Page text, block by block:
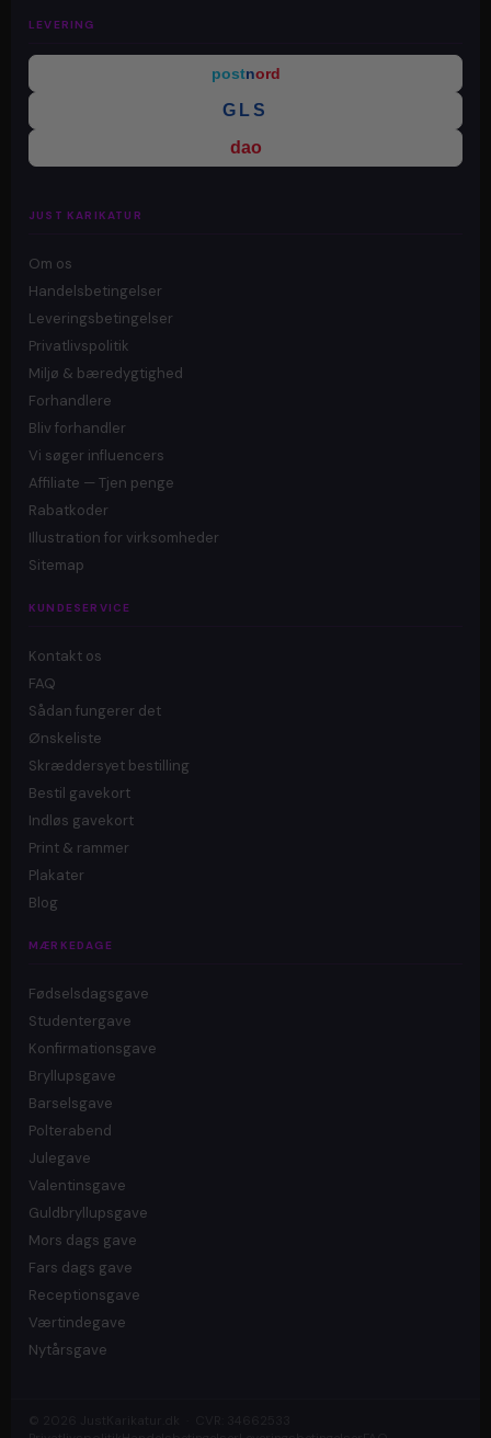
JUST KARIKATUR
Om os
Handelsbetingelser
Leveringsbetingelser
Privatlivspolitik
Miljø & bæredygtighed
Forhandlere
Bliv forhandler
Vi søger influencers
Affiliate — Tjen penge
Rabatkoder
Illustration for virksomheder
Sitemap
KUNDESERVICE
Kontakt os
FAQ
Sådan fungerer det
Ønskeliste
Skræddersyet bestilling
Bestil gavekort
Indløs gavekort
Print & rammer
Plakater
Blog
MÆRKEDAGE
Fødselsdagsgave
Studentergave
Konfirmationsgave
Bryllupsgave
Barselsgave
Polterabend
Julegave
Valentinsgave
Guldbryllupsgave
Mors dags gave
Fars dags gave
Receptionsgave
Værtindegave
Nytårsgave
LEVERING
postnord
GLS
dao